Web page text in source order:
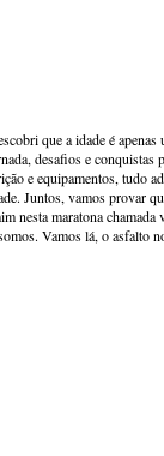
que a idade é
desafios e conquistas
e equipamentos, tudo
Juntos, vamos provar
nesta maratona
Vamos lá, o asfalto